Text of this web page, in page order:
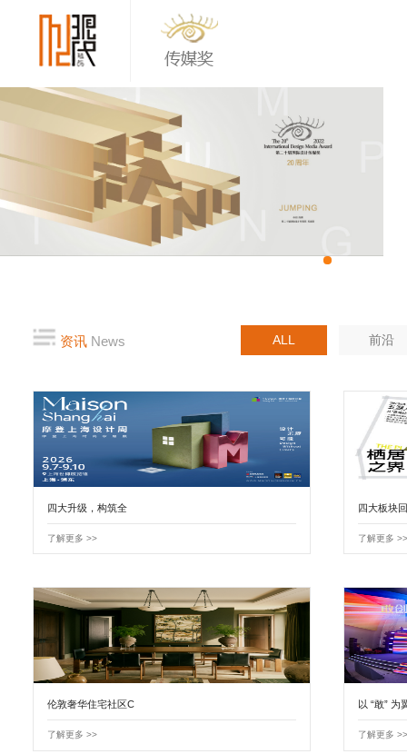
资讯News ALL 前沿
四大升级，构筑全
了解更多 >>
四大板块
了解更多
伦敦奢华住宅社区C
了解更多 >>
以 “敢” 为
了解更多